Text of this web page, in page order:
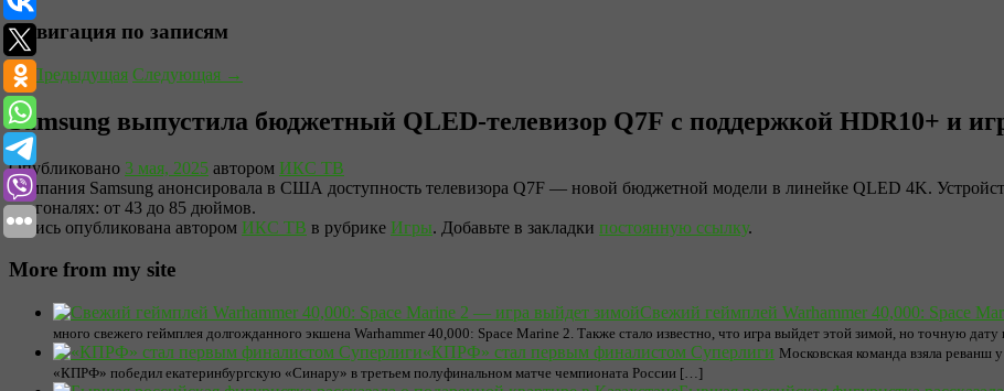
Навигация по записям
←Предыдущая Следующая →
Samsung выпустила бюджетный QLED-телевизор Q7F с поддержкой HDR10+ и
Опубликовано 3 мая, 2025 автором ИКС ТВ
Компания Samsung анонсировала в США доступность телевизора Q7F — новой бюджетной модели в линейке QLED 4K.
диагоналях: от 43 до 85 дюймов.
Запись опубликована автором ИКС ТВ в рубрике Игры. Добавьте в закладки постоянную ссылку.
More from my site
Свежий геймплей Warhammer 40,000: Space
много свежего геймплея долгожданного экшена Warhammer 40,000: Space Marine 2. Также стало известно, что игра выйдет этой зимой, но точную
«КПРФ» стал первым финалистом Суперлиги Московская команда взяла
«КПРФ» победил екатеринбургскую «Синару» в третьем полуфинальном матче чемпионата России […]